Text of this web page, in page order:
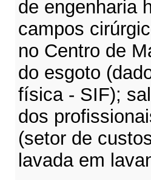
de engenharia
campos
no Centro de
do esgoto
física - SIF);
dos
(setor de
lavada em